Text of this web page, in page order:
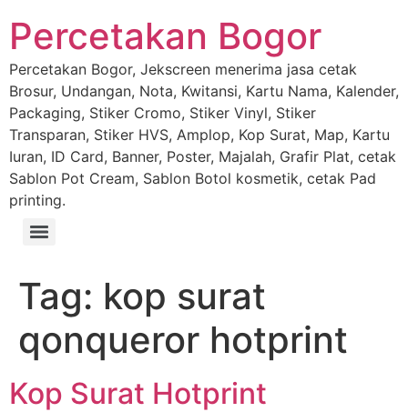
Percetakan Bogor
Percetakan Bogor, Jekscreen menerima jasa cetak
Brosur, Undangan, Nota, Kwitansi, Kartu Nama, Kalender,
Packaging, Stiker Cromo, Stiker Vinyl, Stiker
Transparan, Stiker HVS, Amplop, Kop Surat, Map, Kartu
Iuran, ID Card, Banner, Poster, Majalah, Grafir Plat, cetak
Sablon Pot Cream, Sablon Botol kosmetik, cetak Pad
printing.
Tag: kop surat
qonqueror hotprint
Kop Surat Hotprint